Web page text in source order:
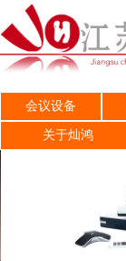
会议设备
关于灿鸿